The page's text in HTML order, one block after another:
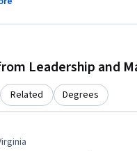
Leadership and
Related Degrees